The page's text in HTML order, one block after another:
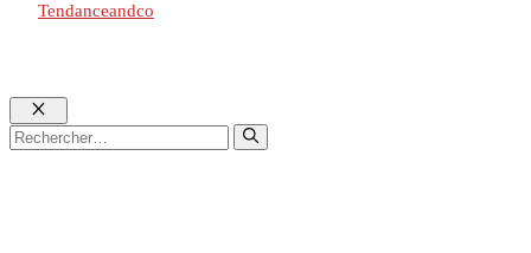
Tendanceandco
Fermer
Rechercher :